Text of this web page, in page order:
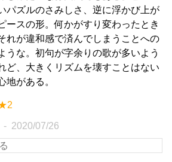
パズルのさみしさ、逆に浮かび上が
ースの形。何かがすり変わったとき
れが違和感で済んでしまうことへの
うな。初句が字余りの歌が多いよう
ど、大きくリズムを壊すことはない
地がある。
2020/07/26